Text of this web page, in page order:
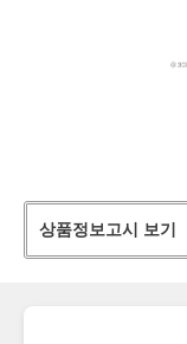
상품정보고시 보기